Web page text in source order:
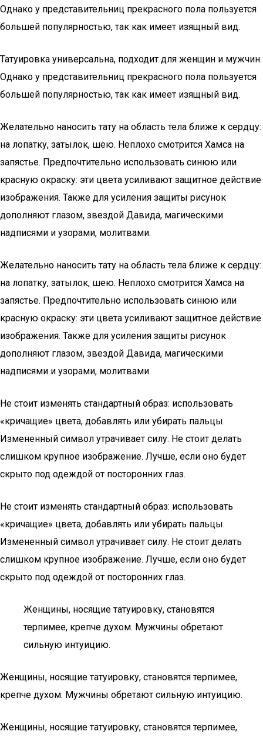
Однако у представительниц прекрасного пола пользуется
большей популярностью, так как имеет изящный вид.
Татуировка универсальна, подходит для женщин и мужчин.
Однако у представительниц прекрасного пола пользуется
большей популярностью, так как имеет изящный вид.
Желательно наносить тату на область тела ближе к сердцу:
на лопатку, затылок, шею. Неплохо смотрится Хамса на
запястье. Предпочтительно использовать синюю или
красную окраску: эти цвета усиливают защитное действие
изображения. Также для усиления защиты рисунок
дополняют глазом, звездой Давида, магическими
надписями и узорами, молитвами.
Желательно наносить тату на область тела ближе к сердцу:
на лопатку, затылок, шею. Неплохо смотрится Хамса на
запястье. Предпочтительно использовать синюю или
красную окраску: эти цвета усиливают защитное действие
изображения. Также для усиления защиты рисунок
дополняют глазом, звездой Давида, магическими
надписями и узорами, молитвами.
Не стоит изменять стандартный образ: использовать
«кричащие» цвета, добавлять или убирать пальцы.
Измененный символ утрачивает силу. Не стоит делать
слишком крупное изображение. Лучше, если оно будет
скрыто под одеждой от посторонних глаз.
Не стоит изменять стандартный образ: использовать
«кричащие» цвета, добавлять или убирать пальцы.
Измененный символ утрачивает силу. Не стоит делать
слишком крупное изображение. Лучше, если оно будет
скрыто под одеждой от посторонних глаз.
Женщины, носящие татуировку, становятся
терпимее, крепче духом. Мужчины обретают
сильную интуицию.
Женщины, носящие татуировку, становятся терпимее,
крепче духом. Мужчины обретают сильную интуицию.
Женщины, носящие татуировку, становятся терпимее,